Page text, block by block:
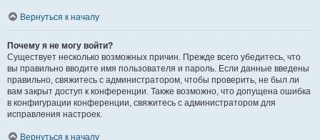
Вернуться к началу
Почему я не могу войти?
Существует несколько возможных причин. Прежде всего убедитесь, что
вы правильно вводите имя пользователя и пароль. Если данные введены
правильно, свяжитесь с администратором, чтобы проверить, не был ли
вам закрыт доступ к конференции. Также возможно, что допущена ошибка
в конфигурации конференции, свяжитесь с администратором для
исправления настроек.
Вернуться к началу